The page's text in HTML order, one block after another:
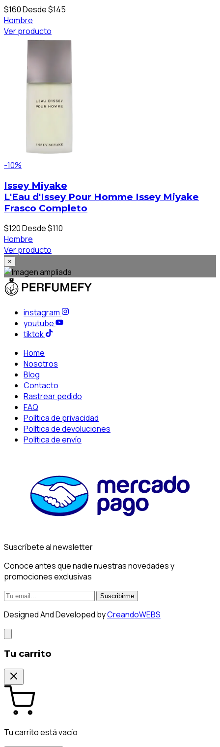
$160Desde $145
Hombre
Ver producto
-10%
Issey Miyake
L'Eau d'Issey Pour Homme Issey Miyake
Frasco Completo
$120Desde $110
Hombre
Ver producto
×
instagram
youtube
tiktok
Home
Nosotros
Blog
Contacto
Rastrear pedido
FAQ
Política de privacidad
Política de devoluciones
Política de envío
Suscríbete al newsletter
Conoce antes que nadie nuestras novedades y
promociones exclusivas
Suscribirme
Designed And Developed byCreandoWEBS
Tu carrito
Tu carrito está vacío